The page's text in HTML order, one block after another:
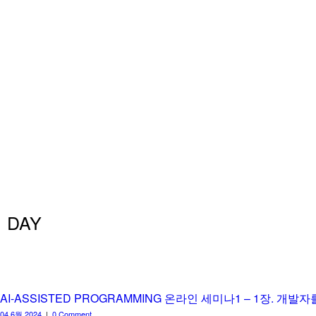
DAY
AI-ASSISTED PROGRAMMING 온라인 세미나1 – 1장. 개발자